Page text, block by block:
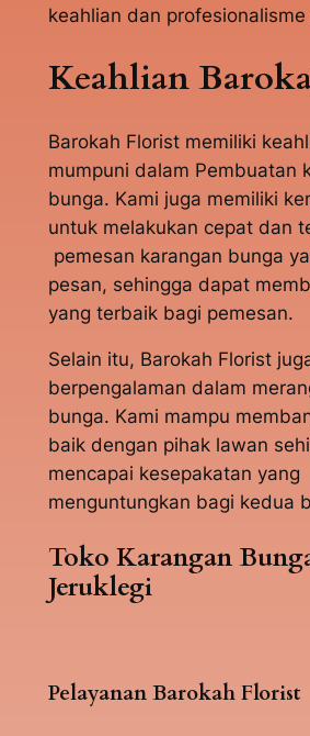
keahlian dan
Keahlian
Barokah Florist memiliki
mumpuni dalam Pembuatan
bunga. Kami juga memiliki
untuk melakukan cepat dan
pemesan karangan bunga
pesan, sehingga dapat
yang terbaik bagi pemesan.
Selain itu, Barokah Florist
berpengalaman dalam
bunga. Kami mampu
baik dengan pihak lawan
mencapai kesepakatan yang
menguntungkan bagi kedua
Toko Karangan
Jeruklegi
Pelayanan Barokah Florist